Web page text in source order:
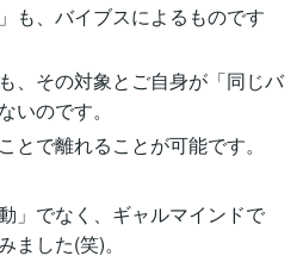
も、バイブスによるものです
、その対象とご自身が「同じバ
いのです。
とで離れることが可能です。
」でなく、ギャルマインドで
ました(笑)。